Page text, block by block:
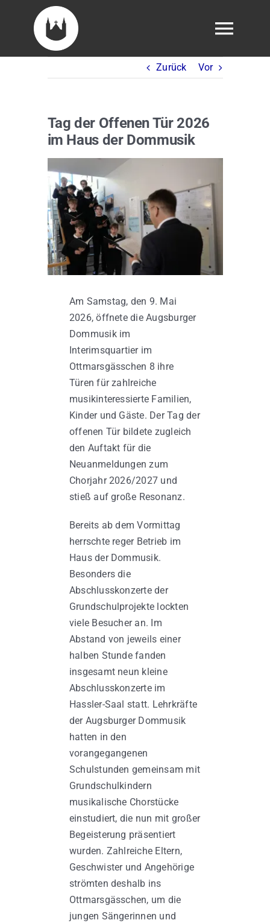
Veranstaltungen
Domsingknabe werden
Zurück Vor
Tag der Offenen Tür 2026
im Haus der Dommusik
grösseres
Bild
Am Samstag, den 9. Mai
2026, öffnete die Augsburger
Dommusik im
Interimsquartier im
Ottmarsgässchen 8 ihre
Türen für zahlreiche
musikinteressierte Familien,
Kinder und Gäste. Der Tag der
offenen Tür bildete zugleich
den Auftakt für die
Neuanmeldungen zum
Chorjahr 2026/2027 und
stieß auf große Resonanz.
Bereits ab dem Vormittag
herrschte reger Betrieb im
Haus der Dommusik.
Besonders die
Abschlusskonzerte der
Grundschulprojekte lockten
viele Besucher an. Im
Abstand von jeweils einer
halben Stunde fanden
insgesamt neun kleine
Abschlusskonzerte im
Hassler-Saal statt. Lehrkräfte
der Augsburger Dommusik
hatten in den
vorangegangenen
Schulstunden gemeinsam mit
Grundschulkindern
musikalische Chorstücke
einstudiert, die nun mit großer
Begeisterung präsentiert
wurden. Zahlreiche Eltern,
Geschwister und Angehörige
strömten deshalb ins
Ottmarsgässchen, um die
jungen Sängerinnen und